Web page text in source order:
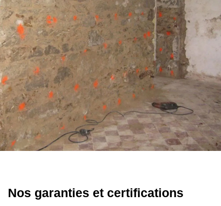
Nos garanties et certifications